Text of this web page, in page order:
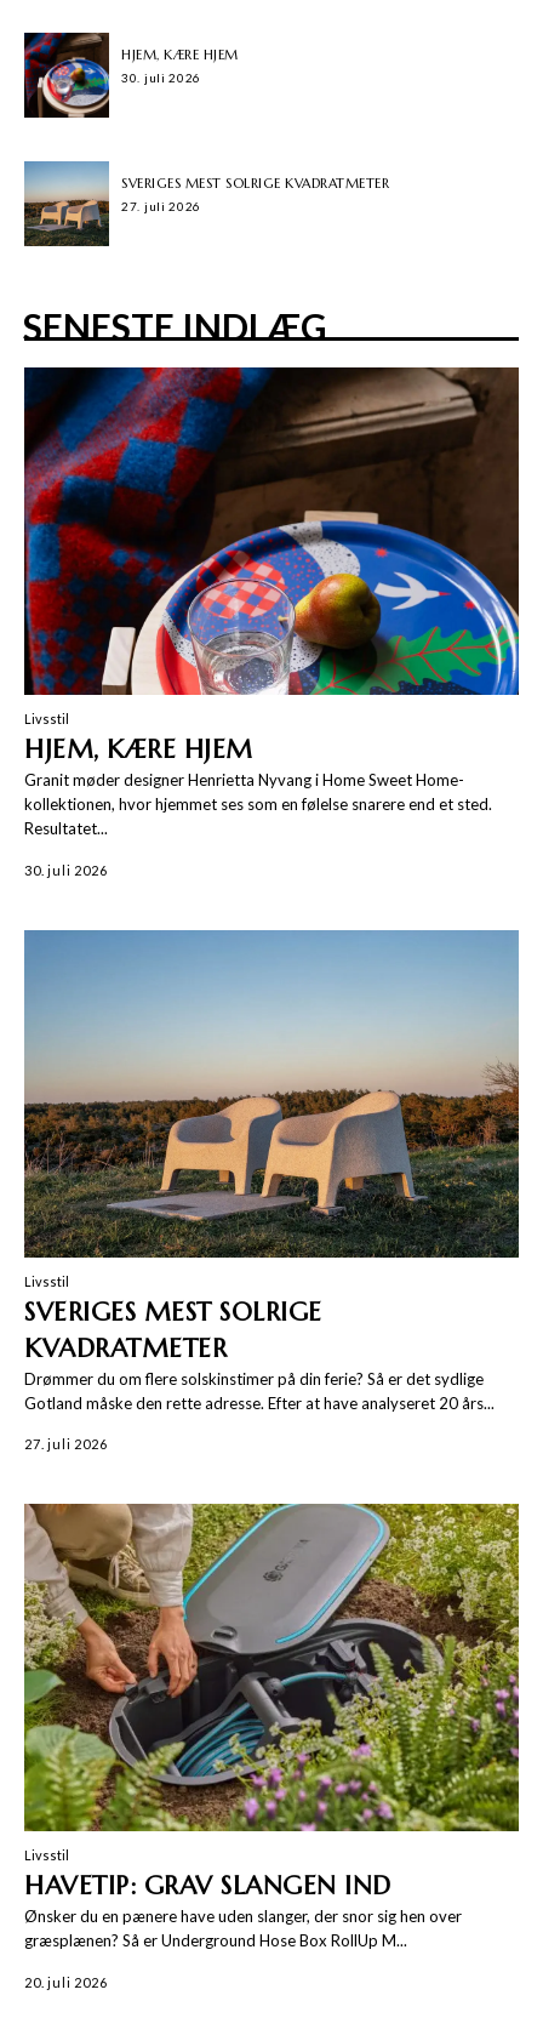
HJEM, KÆRE HJEM
30. juli 2026
SVERIGES MEST SOLRIGE KVADRATMETER
27. juli 2026
SENESTE INDLÆG
Livsstil
HJEM, KÆRE HJEM
Granit møder designer Henrietta Nyvang i Home Sweet Home-
kollektionen, hvor hjemmet ses som en følelse snarere end et sted.
Resultatet...
30. juli 2026
Livsstil
SVERIGES MEST SOLRIGE
KVADRATMETER
Drømmer du om flere solskinstimer på din ferie? Så er det sydlige
Gotland måske den rette adresse. Efter at have analyseret 20 års...
27. juli 2026
Livsstil
HAVETIP: GRAV SLANGEN IND
Ønsker du en pænere have uden slanger, der snor sig hen over
græsplænen? Så er Underground Hose Box RollUp M...
20. juli 2026